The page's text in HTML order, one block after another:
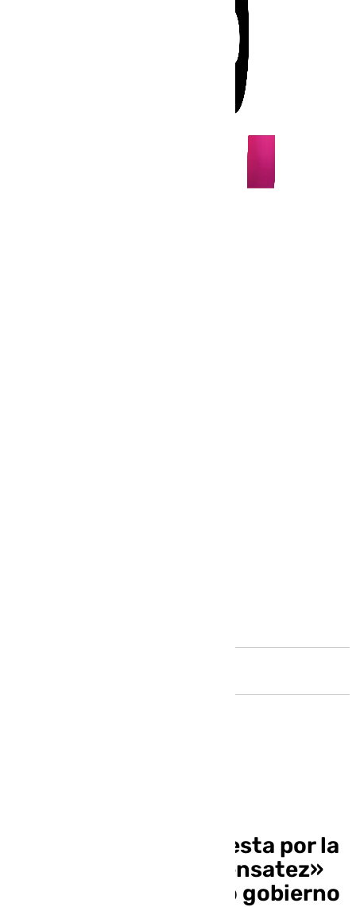
Juanma Moreno apuesta por la
«estabilidad» y la «sensatez»
para formar un nuevo gobierno